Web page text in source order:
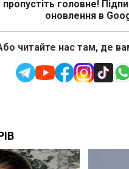
головне!
оновлення в
читайте нас там, де